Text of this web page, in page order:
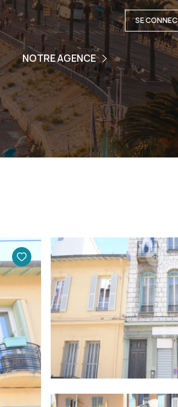
SE
NOTRE AGENCE
L'AGENCE
L'EQUIPE
NOUS CONTACTER